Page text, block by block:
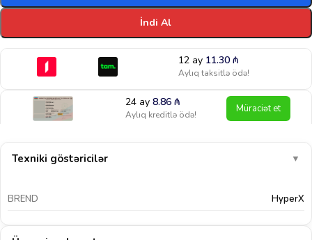
İndi Al
12 ay 11.30 ₼
Aylıq taksitlə ödə!
24 ay8.86₼
Aylıq kreditlə ödə! Müraciət et
Texniki göstəricilər ▼
BREND HyperX